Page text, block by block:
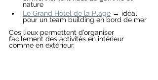
nature
Le Grand Hôtel de la Plage → idéal
pour un team building en bord de mer
Ces lieux permettent d’organiser
facilement des activités en intérieur
comme en extérieur.